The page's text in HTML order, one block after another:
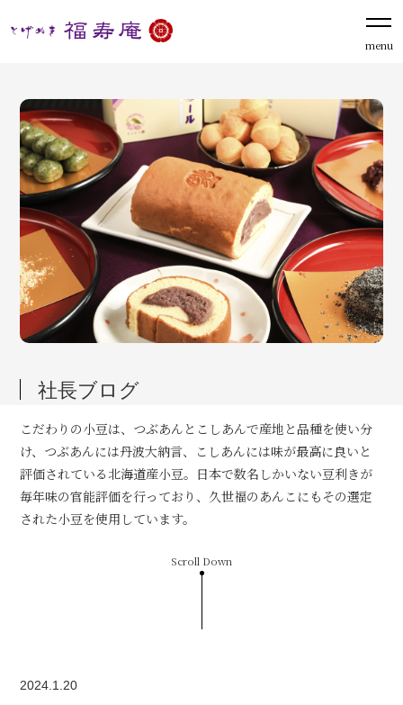
menu
社長ブログ
こだわりの小豆は、つぶあんとこしあんで産地と品種を使い分
け、つぶあんには丹波大納言、こしあんには味が最高に良いと
評価されている北海道産小豆。日本で数名しかいない豆利きが
毎年味の官能評価を行っており、久世福のあんこにもその選定
された小豆を使用しています。
Scroll Down
2024.1.20